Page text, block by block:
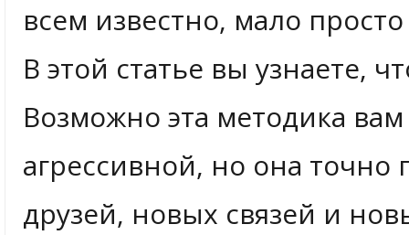
всем известно, мало
В этой статье вы узнаете,
Возможно эта методика
агрессивной, но она
друзей, новых связей и